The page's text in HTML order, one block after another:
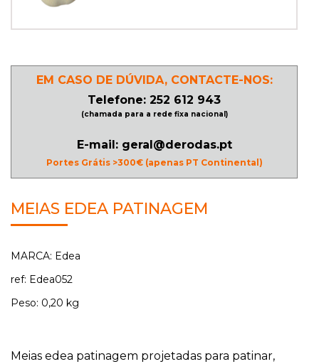
DERBY
EM CASO DE DÚVIDA, CONTACTE-NOS:
Telefone: 252 612 943
(chamada para a rede fixa nacional)
E-mail: geral@derodas.pt
Portes Grátis >300€ (apenas PT Continental)
MEIAS EDEA PATINAGEM
MARCA: Edea
ref: Edea052
Peso: 0,20 kg
Meias edea patinagem projetadas para patinar,